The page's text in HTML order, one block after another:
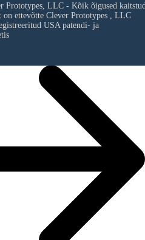
Prototypes, LLC - Kõik õigused
on ettevõtte Clever Prototypes , LLC
USA patendi- ja